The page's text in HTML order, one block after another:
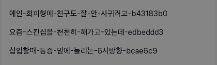
애인-회피형에-친구도-잘-안-사귀려고-b43183b0
요즘-스킨십을-천천히-해가고-있는데-edbeddd3
삽입할때-통증-밑에-눌리는-6시방향-bcae6c9